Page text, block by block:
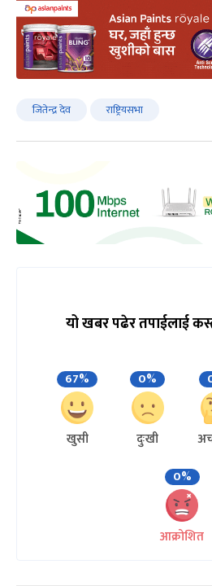
जितेन्द्र देव राष्ट्रियसभा
यो खबर पढेर तपाईलाई
67%
खुसी
0%
दुःखी
0%
आक्रोशित